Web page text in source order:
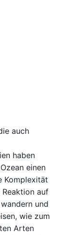
auch
haben
einen
Komplexität
auf
und
wie zum
Arten